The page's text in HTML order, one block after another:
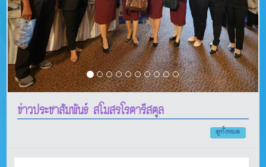
ข่าวประชาสัมพันธ์ สโมสรโรตารีสตูล
ดูทั้งหมด